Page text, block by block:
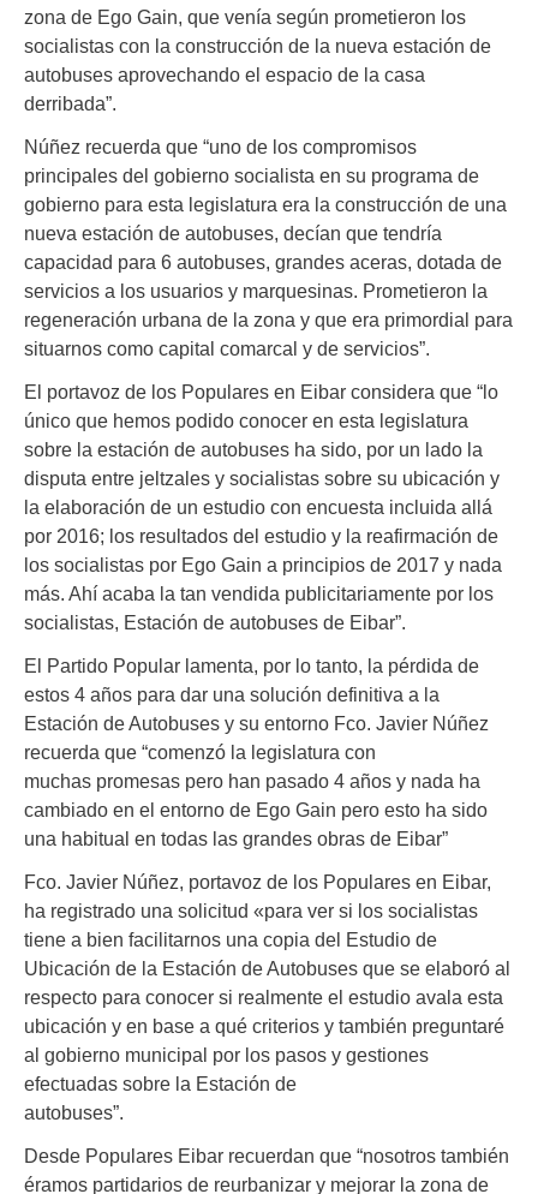
zona de Ego Gain, que venía según prometieron los
socialistas con la construcción de la nueva estación de
autobuses aprovechando el espacio de la casa
derribada”.
Núñez recuerda que “uno de los compromisos
principales del gobierno socialista en su programa de
gobierno para esta legislatura era la construcción de una
nueva estación de autobuses, decían que tendría
capacidad para 6 autobuses, grandes aceras, dotada de
servicios a los usuarios y marquesinas. Prometieron la
regeneración urbana de la zona y que era primordial para
situarnos como capital comarcal y de servicios”.
El portavoz de los Populares en Eibar considera que “lo
único que hemos podido conocer en esta legislatura
sobre la estación de autobuses ha sido, por un lado la
disputa entre jeltzales y socialistas sobre su ubicación y
la elaboración de un estudio con encuesta incluida allá
por 2016; los resultados del estudio y la reafirmación de
los socialistas por Ego Gain a principios de 2017 y nada
más. Ahí acaba la tan vendida publicitariamente por los
socialistas, Estación de autobuses de Eibar”.
El Partido Popular lamenta, por lo tanto, la pérdida de
estos 4 años para dar una solución definitiva a la
Estación de Autobuses y su entorno Fco. Javier Núñez
recuerda que “comenzó la legislatura con
muchas promesas pero han pasado 4 años y nada ha
cambiado en el entorno de Ego Gain pero esto ha sido
una habitual en todas las grandes obras de Eibar”
Fco. Javier Núñez, portavoz de los Populares en Eibar,
ha registrado una solicitud «para ver si los socialistas
tiene a bien facilitarnos una copia del Estudio de
Ubicación de la Estación de Autobuses que se elaboró al
respecto para conocer si realmente el estudio avala esta
ubicación y en base a qué criterios y también preguntaré
al gobierno municipal por los pasos y gestiones
efectuadas sobre la Estación de
autobuses”.
Desde Populares Eibar recuerdan que “nosotros también
éramos partidarios de reurbanizar y mejorar la zona de